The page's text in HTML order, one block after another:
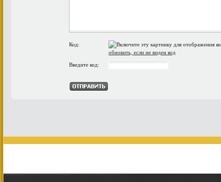
Код:
обновить, если не виден код
Введите код: